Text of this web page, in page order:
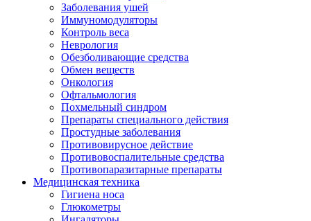
Заболевания ушей
Иммуномодуляторы
Контроль веса
Неврология
Обезболивающие средства
Обмен веществ
Онкология
Офтальмология
Похмельный синдром
Препараты специального действия
Простудные заболевания
Противовирусное действие
Противовоспалительные средства
Противопаразитарные препараты
Медицинская техника
Гигиена носа
Глюкометры